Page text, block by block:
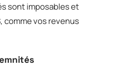
sont imposables et
comme vos revenus